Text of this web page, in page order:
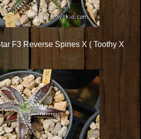
F3 Reverse Spines X ( Toothy X